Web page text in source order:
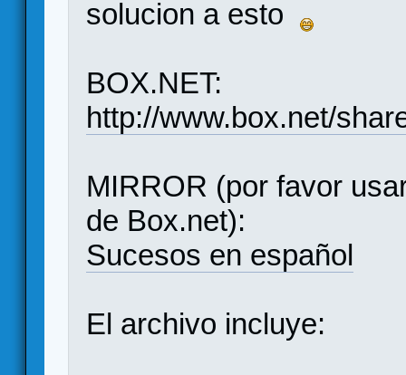
solucion a esto
BOX.NET:
http://www.box.net/
MIRROR (por favor
de Box.net):
Sucesos en español
El archivo incluye: